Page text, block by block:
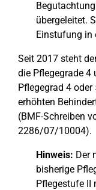
übergeleitet.
Einstufung in
Seit 2017 steht
die Pflegegrade 4
Pflegegrad 4
erhöhten
(BMF-Schreiben
2286/07/10004).
Hinweis: Der
bisherige
Pflegestufe II